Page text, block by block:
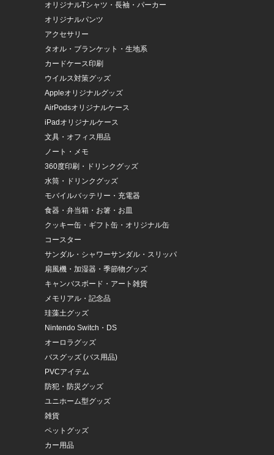
オリジナルTシャツ・長袖・パーカー
オリジナルパンツ
アクセサリー
タオル・ブランケット・生地系
カードケース印刷
ウイルス対策グッズ
Appleオリジナルグッズ
AirPodsオリジナルケース
iPadオリジナルケース
文具・オフィス用品
ノート・メモ
360度印刷・ドリンクグッズ
水筒・ドリンクグッズ
モバイルバッテリー・充電器
食器・弁当箱・お箸・お皿
クッキー缶・ギフト缶・オリジナル缶
コースター
サンダル・シャワーサンダル・スリッパ
扇風機・加湿器・季節物グッズ
キャンバスボード・アート雑貨
メモリアル・記念品
珪藻土グッズ
Nintendo Switch・DS
オーロラグッズ
バスグッズ (バス用品)
PVCアイテム
防犯・防災グッズ
ユニホーム型グッズ
雑貨
ペットグッズ
カー用品